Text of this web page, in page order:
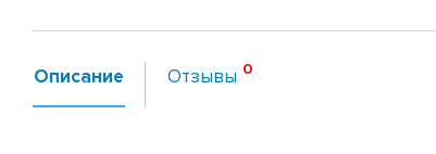
Описание Отзывы